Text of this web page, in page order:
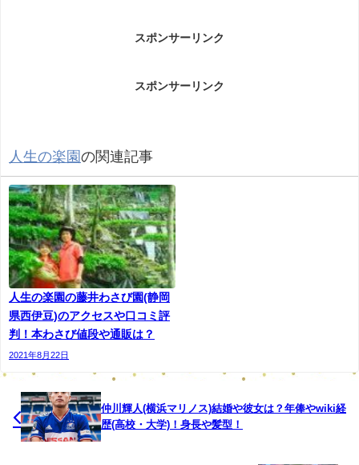
りんご農家宿だいちゃんファームゲストハウスとは？で
だいちゃんファームゲストハウスDaichan Farm Guest
山形県西村山郡朝日町大字玉ノ井丁202番地
0237-68-2301
ゲレンデに直結しており山形県の最上川のほとりにありま
す。
山形市からは車で40分です。
スポンサーリンク
スポンサーリンク
人生の楽園の関連記事
人生の楽園の藤井わさび園(静岡
県西伊豆)のアクセスや口コミ評
判！本わさび値段や通販は？
2021年8月22日
仲川輝人(横浜マリノス)結婚や彼女は？年俸やwiki経
歴(高校・大学)！身長や髪型！